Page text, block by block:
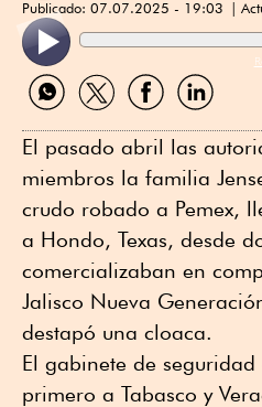
Publicado: 07.07.2025 - 19:03
Compartir
por
Compartir
por
Compartir
por
Compartir
por
El pasado abril las
miembros la familia
crudo robado a Pemex,
a Hondo, Texas, desde
comercializaban en
Jalisco Nueva
destapó una cloaca.
El gabinete de seguridad
primero a Tabasco y